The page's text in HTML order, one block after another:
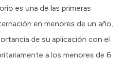
es una de las primeras
en menores de un año,
de su aplicación con el
a los menores de 6